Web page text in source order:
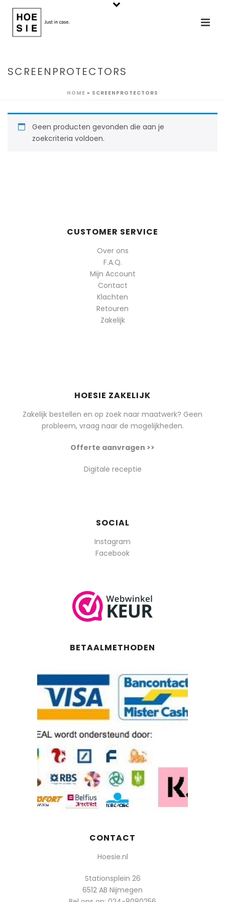
SCREENPROTECTORS
HOME » SCREENPROTECTORS
Geen producten gevonden die aan je
zoekcriteria voldoen.
CUSTOMER SERVICE
Over ons
F.A.Q.
Mijn Account
Contact
Klachten
Retouren
Zakelijk
HOESIE ZAKELIJK
Zakelijk bestellen en op zoek naar maatwerk? Geen
probleem, vraag naar de mogelijkheden.
Offerte aanvragen >>
Digitale receptie
SOCIAL
Instagram
Facebook
BETAALMETHODEN
CONTACT
Hoesie.nl
Stationsplein 26
6512 AB Nijmegen